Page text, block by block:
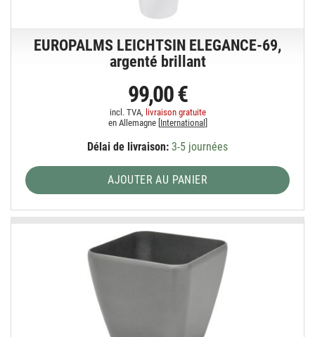
EUROPALMS LEICHTSIN ELEGANCE-69,
argenté brillant
99,00 €
incl. TVA, livraison gratuite
en Allemagne [ International
Délai de livraison: 3-5 journées
AJOUTER AU PANIER